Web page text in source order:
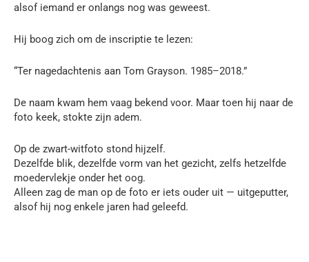
alsof iemand er onlangs nog was geweest.
Hij boog zich om de inscriptie te lezen:
“Ter nagedachtenis aan Tom Grayson. 1985–2018.”
De naam kwam hem vaag bekend voor. Maar toen hij naar de
foto keek, stokte zijn adem.
Op de zwart-witfoto stond hijzelf.
Dezelfde blik, dezelfde vorm van het gezicht, zelfs hetzelfde
moedervlekje onder het oog.
Alleen zag de man op de foto er iets ouder uit — uitgeputter,
alsof hij nog enkele jaren had geleefd.